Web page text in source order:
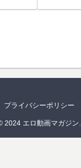
プライバシーポリシー
2024 エロ動画マガジン.